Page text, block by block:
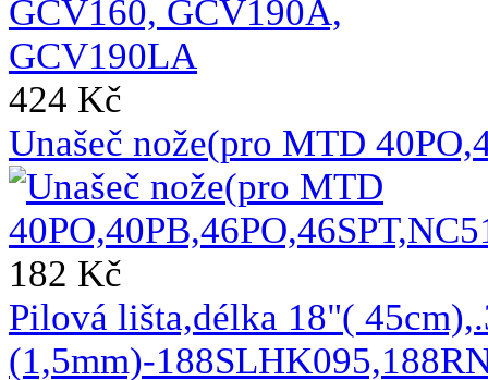
424 Kč
Unašeč nože(pro MTD
182 Kč
Pilová lišta,délka 18"(
(1,5mm)-